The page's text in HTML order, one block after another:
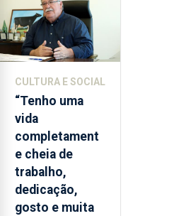
CULTURA E SOCIAL
“Tenho uma
vida
completament
e cheia de
trabalho,
dedicação,
gosto e muita